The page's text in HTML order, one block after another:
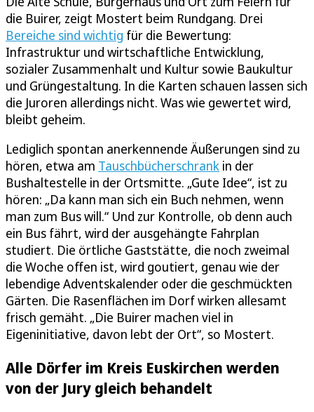
die Buirer, zeigt Mostert beim Rundgang. Drei
Bereiche sind wichtig für die Bewertung:
Infrastruktur und wirtschaftliche Entwicklung,
sozialer Zusammenhalt und Kultur sowie Baukultur
und Grüngestaltung. In die Karten schauen lassen sich
die Juroren allerdings nicht. Was wie gewertet wird,
bleibt geheim.
Lediglich spontan anerkennende Äußerungen sind zu
hören, etwa am Tauschbücherschrank in der
Bushaltestelle in der Ortsmitte. „Gute Idee“, ist zu
hören: „Da kann man sich ein Buch nehmen, wenn
man zum Bus will.“ Und zur Kontrolle, ob denn auch
ein Bus fährt, wird der ausgehängte Fahrplan
studiert. Die örtliche Gaststätte, die noch zweimal
die Woche offen ist, wird goutiert, genau wie der
lebendige Adventskalender oder die geschmückten
Gärten. Die Rasenflächen im Dorf wirken allesamt
frisch gemäht. „Die Buirer machen viel in
Eigeninitiative, davon lebt der Ort“, so Mostert.
Alle Dörfer im Kreis Euskirchen werden
von der Jury gleich behandelt